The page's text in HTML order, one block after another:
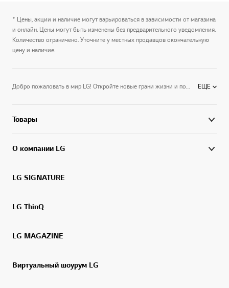
* Цены, акции и наличие могут варьироваться в зависимости от магазина
и онлайн. Цены могут быть изменены без предварительного уведомления.
Количество ограничено. Уточните у местных продавцов окончательную
цену и наличие.
Добро пожаловать в мир LG! Откройте новые грани жизни и подготовьтесь к лучшим ее моментам вместе с LG. Высокие стандарты качества и забота о потребителе — наша ответственность и гордость. Цель LG в России и мире – использовать технологии будущего сегодня, расширить функциональные возможности техники, улучшить управление и дизайн. Энергоэффективные, мощные и бесшумные бытовые приборы LG экономят ваши деньги и создают комфорт. На официальном сайте представлены решения для дома и офиса от телевизоров, холодильников и мониторов до климатической и аудиотехники. Узнайте больше о электронике LG на официальном сайте. ЕЩЕ
Товары
О компании LG
LG SIGNATURE
LG ThinQ
LG MAGAZINE
Виртуальный шоурум LG